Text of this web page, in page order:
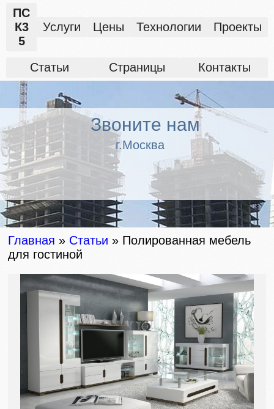
ПС
К3
5
Услуги Цены Технологии Проекты
Статьи Страницы Контакты
Звоните нам
г.Москва
Главная » Статьи » Полированная мебель
для гостиной